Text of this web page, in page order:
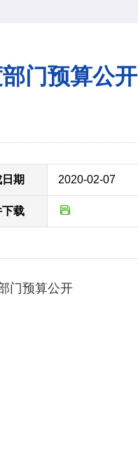
门预算公开
期 2020-02-07
载
门预算公开